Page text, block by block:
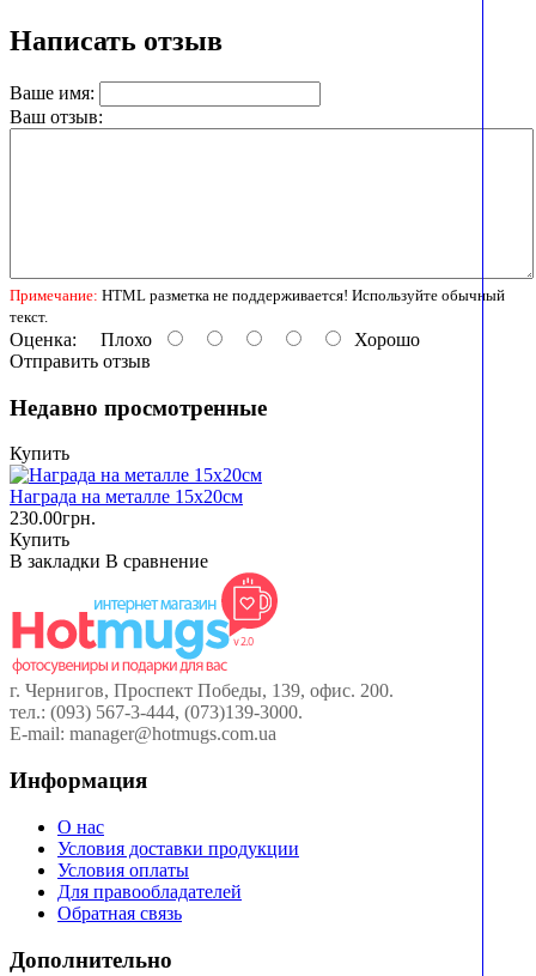
Написать отзыв
Ваше имя:
Ваш отзыв:
Примечание: HTML разметка не поддерживается! Используйте обычный
текст.
Оценка: Плохо
Хорошо
Отправить отзыв
Недавно просмотренные
Купить
Награда на металле 15х20см
230.00грн.
Купить
В закладки В сравнение
г. Чернигов, Проспект Победы, 139, офис. 200.
тел.: (093) 567-3-444, (073)139-3000.
E-mail: manager@hotmugs.com.ua
Информация
О нас
Условия доставки продукции
Условия оплаты
Для правообладателей
Обратная связь
Дополнительно